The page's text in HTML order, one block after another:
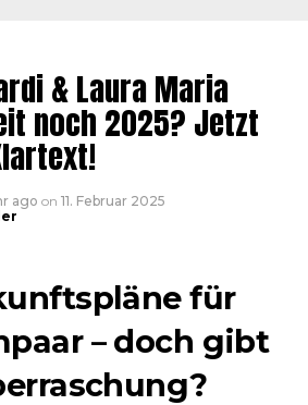
& Laura Maria
noch 2025? Jetzt
ago on 11. Februar 2025
für
– doch gibt